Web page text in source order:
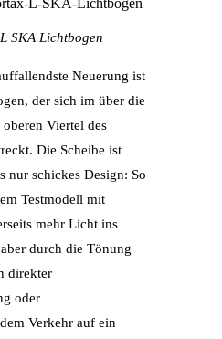
SKA Lichtbogen
Neuerung ist
der sich im über die
Viertel des
Die Scheibe ist
nur schickes Design: So
Testmodell mit
mehr Licht ins
durch die Tönung
direkter
oder
Verkehr auf ein